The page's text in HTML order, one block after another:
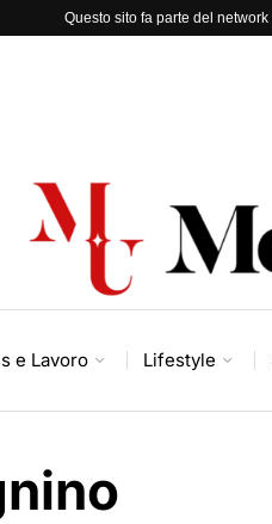
Questo sito fa parte del network
e Lavoro Lifestyle